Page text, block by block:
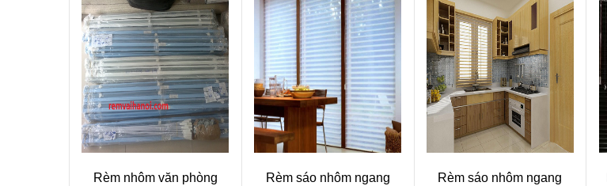
Rèm nhôm văn phòng
Rèm sáo nhôm ngang
Rèm sáo nhôm ngang